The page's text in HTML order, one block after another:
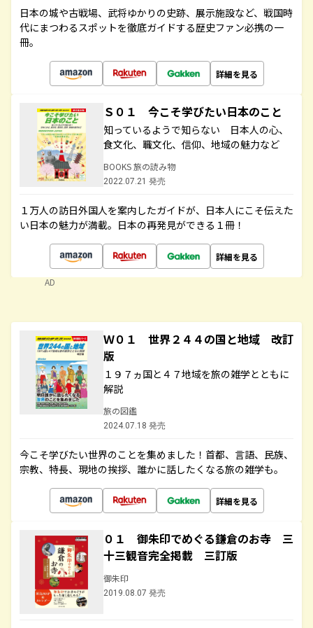
日本の城や古戦場、武将ゆかりの史跡、展示施設など、戦国時
代にまつわるスポットを徹底ガイドする歴史ファン必携の一
冊。
詳細を見る
Ｓ０１ 今こそ学びたい日本のこと
知っているようで知らない 日本人の心、
食文化、職文化、信仰、地域の魅力など
BOOKS 旅の読み物
2022.07.21 発売
１万人の訪日外国人を案内したガイドが、日本人にこそ伝えた
い日本の魅力が満載。日本の再発見ができる１冊！
詳細を見る
AD
Ｗ０１ 世界２４４の国と地域 改訂
版
１９７ヵ国と４７地域を旅の雑学とともに
解説
旅の図鑑
2024.07.18 発売
今こそ学びたい世界のことを集めました！首都、言語、民族、
宗教、特長、現地の挨拶、誰かに話したくなる旅の雑学も。
詳細を見る
０１ 御朱印でめぐる鎌倉のお寺 三
十三観音完全掲載 三訂版
御朱印
2019.08.07 発売